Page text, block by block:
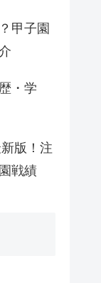
甲子園
・学
版！注
戦績